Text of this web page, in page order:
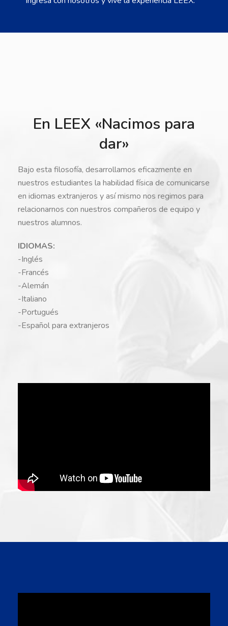
En LEEX «Nacimos para
dar»
Bajo esta filosofía, desarrollamos eficazmente en
nuestros estudiantes la habilidad física de comunicarse
en idiomas extranjeros y así mismo nos regimos para
relacionarnos con nuestros compañeros de equipo y
nuestros alumnos.
IDIOMAS:
-Inglés
-Francés
-Alemán
-Italiano
-Portugués
-Español para extranjeros